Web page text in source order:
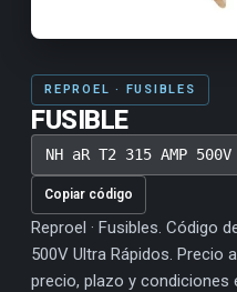
REPROEL · FUSIBLES
FUSIBLE
NH aR T2 315 AMP
Copiar código
Reproel · Fusibles. Código
500V Ultra Rápidos. Precio
precio, plazo y condiciones